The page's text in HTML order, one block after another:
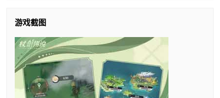
游戏截图